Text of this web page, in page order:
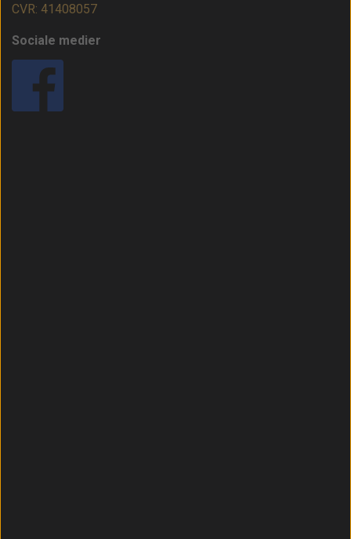
CVR: 41408057
Sociale medier